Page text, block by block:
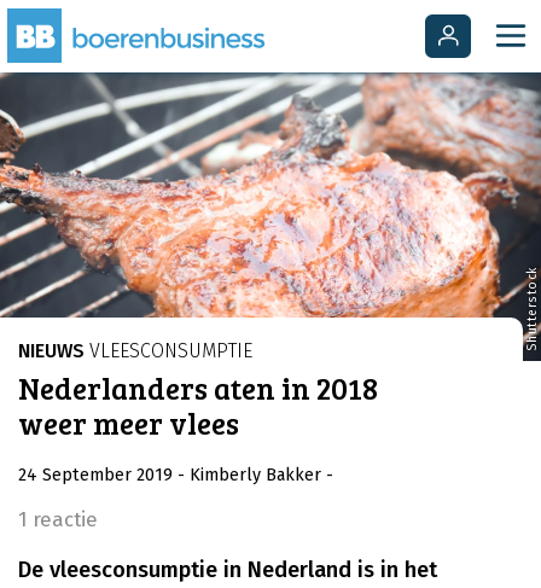
Shutterstock
NIEUWS VLEESCONSUMPTIE
Nederlanders aten in 2018
weer meer vlees
24 September 2019 - Kimberly Bakker -
1 reactie
De vleesconsumptie in Nederland is in het